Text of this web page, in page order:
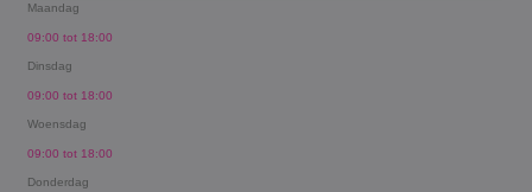
Maandag
09:00 tot 18:00
Dinsdag
09:00 tot 18:00
Woensdag
09:00 tot 18:00
Donderdag